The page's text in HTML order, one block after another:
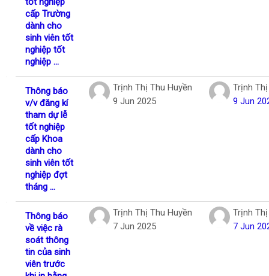
cấp Trường
dành cho
sinh viên tốt
nghiệp tốt
nghiệp ...
Thông báo
v/v đăng kí
tham dự lễ
tốt nghiệp
cấp Khoa
dành cho
sinh viên tốt
nghiệp đợt
tháng ...
Trịnh Thị Thu Huyền
9 Jun 2025
Trịnh
9 Jun
Thông báo
về việc rà
soát thông
tin của sinh
viên trước
Trịnh Thị Thu Huyền
7 Jun 2025
Trịnh
7 Jun